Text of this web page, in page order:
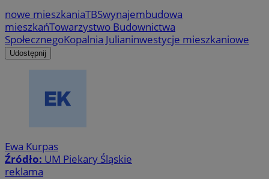
nowe mieszkaniaTBSwynajembudowa
mieszkańTowarzystwo Budownictwa
SpołecznegoKopalnia Julianinwestycje mieszkaniowe
Udostępnij
Ewa Kurpas
Źródło: UM Piekary Śląskie
reklama